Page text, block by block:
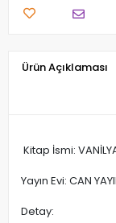
Ürün Açıklaması
Kitap İsmi:
Yayın Evi: CAN
Detay: